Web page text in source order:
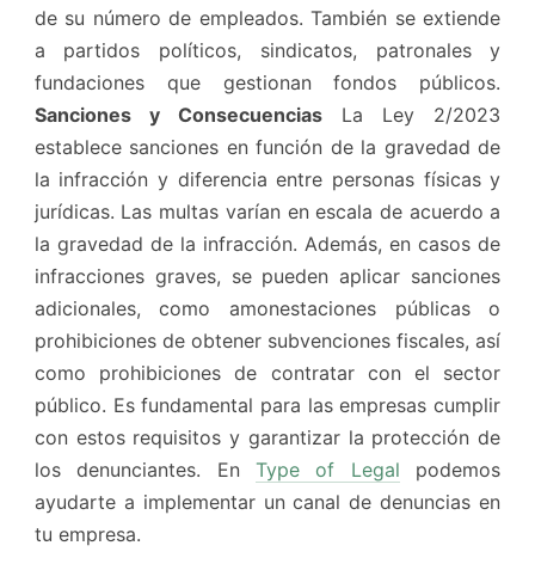
de su número de empleados. También se extiende
a partidos políticos, sindicatos, patronales y
fundaciones que gestionan fondos públicos.
Sanciones y ConsecuenciasLa Ley 2/2023
establece sanciones en función de la gravedad de
la infracción y diferencia entre personas físicas y
jurídicas. Las multas varían en escala de acuerdo a
la gravedad de la infracción. Además, en casos de
infracciones graves, se pueden aplicar sanciones
adicionales, como amonestaciones públicas o
prohibiciones de obtener subvenciones fiscales, así
como prohibiciones de contratar con el sector
público. Es fundamental para las empresas cumplir
con estos requisitos y garantizar la protección de
los denunciantes. En Type of Legal podemos
ayudarte a implementar un canal de denuncias en
tu empresa.